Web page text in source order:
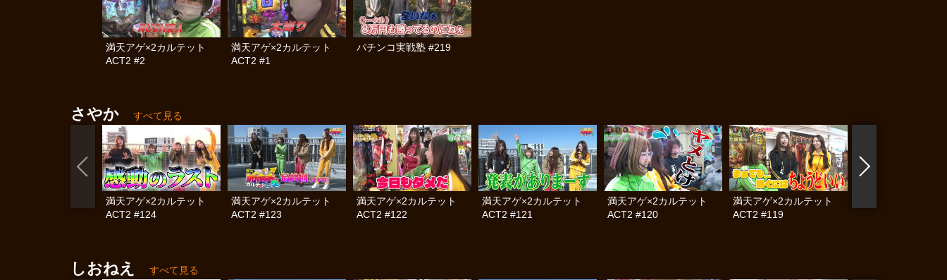
満天アゲ×2カルテット
ACT2 #2
満天アゲ×2カルテット
ACT2 #1
パチンコ実戦塾 #219
さやか すべて見る
満天アゲ×2カルテット
ACT2 #124
満天アゲ×2カルテット
ACT2 #123
満天アゲ×2カルテット
ACT2 #122
満天アゲ×2カルテット
ACT2 #121
満天アゲ×2カルテット
ACT2 #120
満天アゲ×2カルテット
ACT2 #119
しおねえ すべて見る